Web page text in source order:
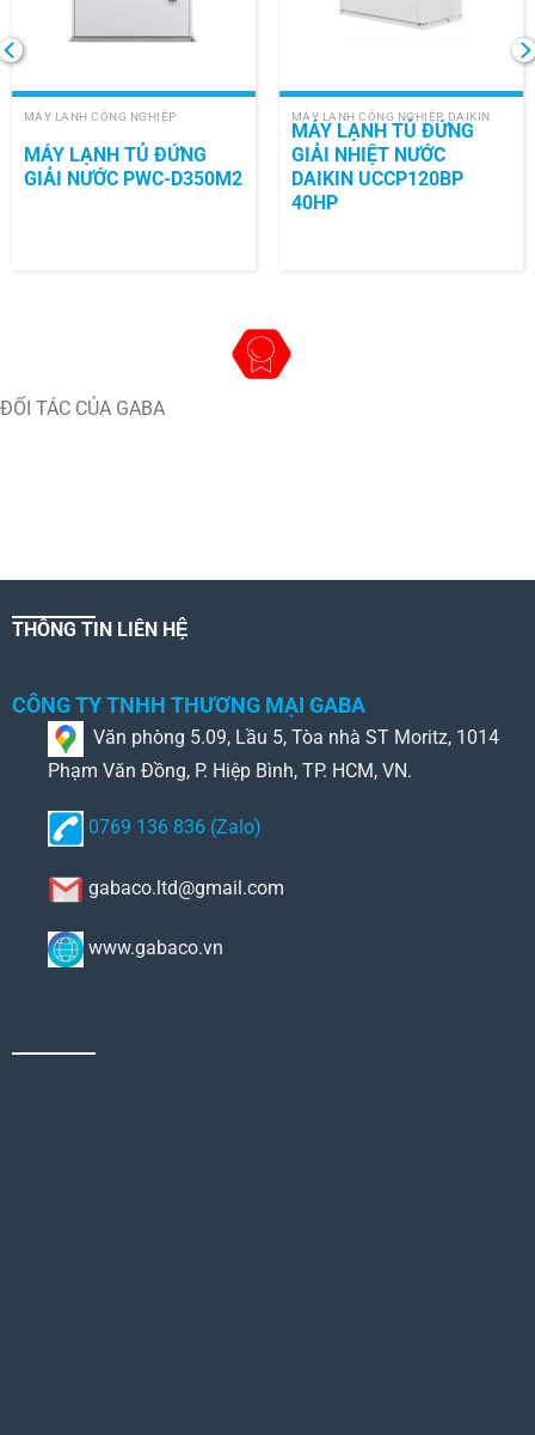
MÁY LẠNH CÔNG NGHIỆP
MÁY LẠNH TỦ ĐỨNG
GIẢI NƯỚC PWC-D350M2
MÁY LẠNH CÔNG NGHIỆP DAIKIN
MÁY LẠNH TỦ ĐỨNG
GIẢI NHIỆT NƯỚC
DAIKIN UCCP120BP
40HP
ĐỐI TÁC CỦA GABA
THÔNG TIN LIÊN HỆ
CÔNG TY TNHH THƯƠNG MẠI GABA
Văn phòng 5.09, Lầu 5, Tòa nhà ST Moritz, 1014
Phạm Văn Đồng, P. Hiệp Bình, TP. HCM, VN.
0769 136 836 (Zalo)
gabaco.ltd@gmail.com
www.gabaco.vn